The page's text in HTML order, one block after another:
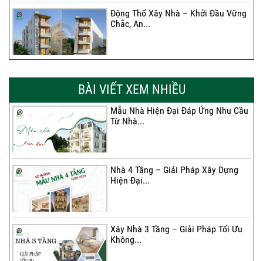
Động Thổ Xây Nhà – Khởi Đầu Vững
Chắc, An...
Chắc Cho...
BÀI VIẾT XEM NHIỀU
Mẫu Nhà Hiện Đại Đáp Ứng Nhu Cầu
Từ Nhà...
Nhà 4 Tầng – Giải Pháp Xây Dựng
Hiện Đại...
Xây Nhà 3 Tầng – Giải Pháp Tối Ưu
Không...